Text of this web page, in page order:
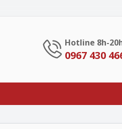
Hotline 8h-
0967 430